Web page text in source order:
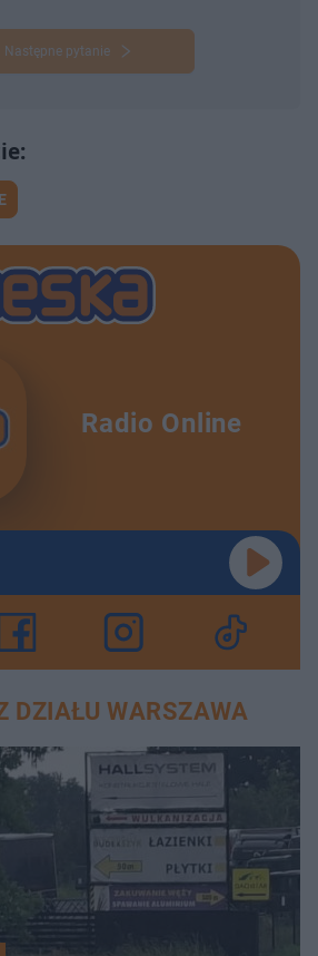
Następne pytanie
Radio Online
DZIAŁU WARSZAWA